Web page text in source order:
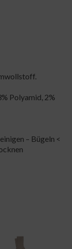
Polyamid, 2%
– Bügeln <